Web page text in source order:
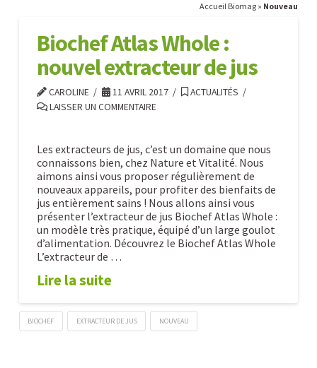
Accueil Biomag » Nouveau
Biochef Atlas Whole :
nouvel extracteur de jus
CAROLINE 11 AVRIL 2017
ACTUALITÉS
LAISSER UN COMMENTAIRE
Les extracteurs de jus, c’est un domaine que nous
connaissons bien, chez Nature et Vitalité. Nous
aimons ainsi vous proposer régulièrement de
nouveaux appareils, pour profiter des bienfaits de
jus entièrement sains ! Nous allons ainsi vous
présenter l’extracteur de jus Biochef Atlas Whole :
un modèle très pratique, équipé d’un large goulot
d’alimentation. Découvrez le Biochef Atlas Whole
L’extracteur de …
Lire la suite
BIOCHEF EXTRACTEUR DE JUS NOUVEAU